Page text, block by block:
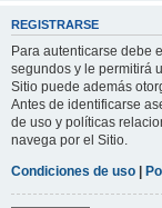
REGISTRARSE
Para autenticarse debe
segundos y le permitirá
Sitio puede además
Antes de identificarse
de uso y políticas
navega por el Sitio.
Condiciones de uso |